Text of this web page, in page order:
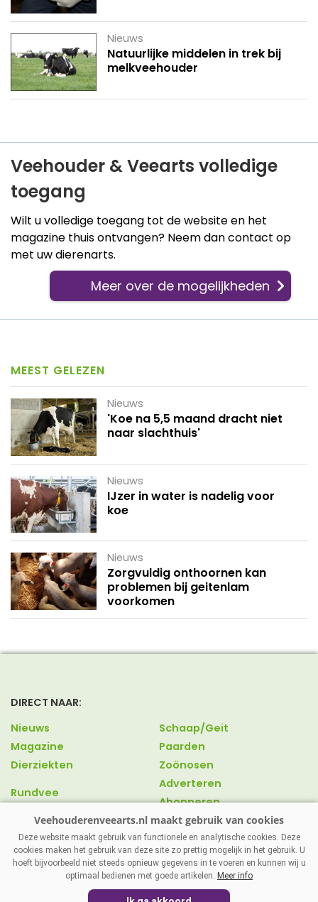
Nieuws
Natuurlijke middelen in trek bij
melkveehouder
Veehouder & Veearts volledige
toegang
Wilt u volledige toegang tot de website en het
magazine thuis ontvangen? Neem dan contact op
met uw dierenarts.
Meer over de mogelijkheden
MEEST GELEZEN
Nieuws
'Koe na 5,5 maand dracht niet
naar slachthuis'
Nieuws
IJzer in water is nadelig voor
koe
Nieuws
Zorgvuldig onthoornen kan
problemen bij geitenlam
voorkomen
DIRECT NAAR:
Nieuws
Magazine
Dierziekten
Rundvee
Schaap/Geit
Paarden
Zoönosen
Adverteren
Abonneren
Over ons
Contact
VEEHOUDERENVEEARTS.NL | DISCLAIMER
Deze website maakt gebruik van functionele en analytische cookies. Deze
cookies maken het gebruik van deze site zo prettig mogelijk in het gebruik. U
hoeft bijvoorbeeld niet steeds opnieuw gegevens in te voeren en kunnen wij u
optimaal bedienen met goede artikelen. Meer info